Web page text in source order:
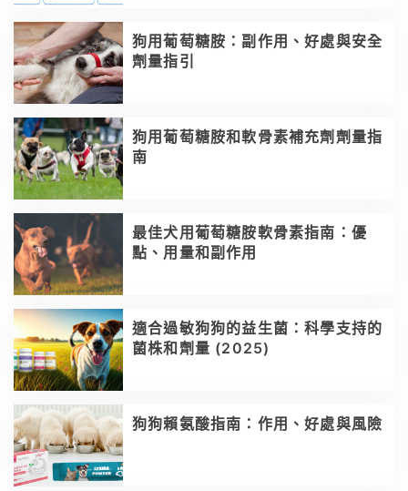
狗用葡萄糖胺：副作用、好處與安全
劑量指引
狗用葡萄糖胺和軟骨素補充劑劑量指
南
最佳犬用葡萄糖胺軟骨素指南：優
點、用量和副作用
適合過敏狗狗的益生菌：科學支持的
菌株和劑量 (2025)
狗狗賴氨酸指南：作用、好處與風險